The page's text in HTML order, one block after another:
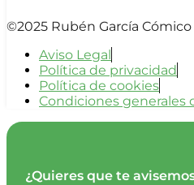
©2025 Rubén García Cómico
Aviso Legal
Política de privacidad
Política de cookies
Condiciones generales
¿Quieres que te